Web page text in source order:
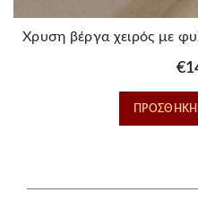
Χρυση βέργα χειρός με
€
ΠΡΟΣΘΉΚΗ